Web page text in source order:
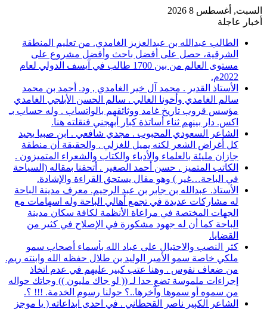
السبت, أغسطس 8 2026
أخبار عاجلة
الطالب عبدالله بن عبدالعزيز الغامدي. من تعليم المنطقة
الشرقية، حصل على أفضل باحث وأفضل مشروع على
مستوى العالم من بين 1700 طالب في آيسف الدولي لعام
2022م.
الأستاذ القدير . محمد آل خير الغامدي , ود. أحمد بن محمد
سالم الغامدي وأخونا الغالي . سالم الحسن الأبلجي الغامدي
مؤسس قروب تاريخ غامد ووثائقهم بالواتساب . وله حساب بـ
اكس. دار بينهم ثناء أساتذة كبار أبهجني فنقلته هنا.
الشاعر السعودي المحبوب . مجدي شافعي . ابن صبيا يجيد
كل أغراض الشعر لكنه يميل للغزلي . والحقيقة أن منطقة
جازان مليئة بالعلماء والأدباء والكتاب والشعراء المتميزون .
الكاتب المتميز . حسن أحمد الصغير . أتحفنا بمقاله (السياحة
في الباحة…غير ) وهو مقال يستحق القراءة والإشادة.
الأستاذ. عبدالله بن جابر بن عبد الرحيم. معرف مدينة الباحة
له مشاركات عديدة في تجمع أهالي الباحة وله اسهامات مع
الجهات المختصة في مراعاة الأنظمة لكافة سكان مدينة
الباحة كما أن له جهود مشكورة في الإصلاح في كثير من
القضايا.
كثر النصب والاحتيال على عباد الله بأسماء أصحاب سمو
ملكي خاصة سمو الأمير الوليد بن طلال حفظه الله وابنته ريم.
من ضعاف نفوس . وهنا عتب كبير عليهم في عدم اتخاذ
إجراءات ملموسة تضع حدا لـ (( لو جاك مليون )) وجاتك حواله
من سموه أو سموها وآخرها..؟ حولنا رسوم الخدمة. !!! ؟.
الشاعر الكبير ناصر القحطاني . في احدى ابداعاته ( يا موجز